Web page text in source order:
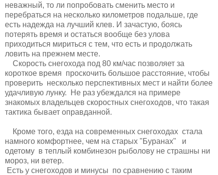
неважный, то ли попробовать сменить место и
перебраться на несколько километров подальше, где
есть надежда на лучший клев. И зачастую, боясь
потерять время и остаться вообще без улова
приходиться мириться с тем, что есть и продолжать
ловить на прежнем месте.
Скорость снегохода под 80 км/час позволяет за
короткое время проскочить большое расстояние, чтобы
проверить несколько перспективных мест и найти более
удачливую лунку. Не раз убеждался на примере
знакомых владельцев скоростных снегоходов, что такая
тактика бывает оправданной.
Кроме того, езда на современных снегоходах стала
намного комфортнее, чем на старых "Буранах" и
одетому в теплый комбинезон рыболову не страшны ни
мороз, ни ветер.
Есть у снегоходов и минусы по сравнению с таким